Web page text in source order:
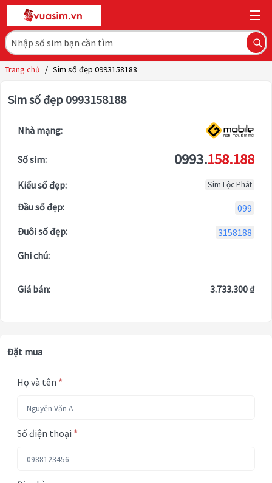
Trang chủ / Sim số đẹp 0993158188
Sim số đẹp 0993158188
Nhà mạng:
Số sim: 0993.158.188
Kiểu số đẹp: Sim Lộc Phát
Đầu số đẹp:
099
Đuôi số đẹp:
3158188
Ghi chú:
Giá bán: 3.733.300 ₫
Đặt mua
Họ và tên *
Số điện thoại *